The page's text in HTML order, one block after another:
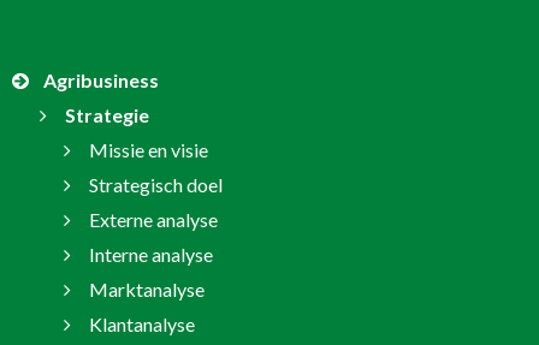
Agribusiness
Strategie
Missie en visie
Strategisch doel
Externe analyse
Interne analyse
Marktanalyse
Klantanalyse